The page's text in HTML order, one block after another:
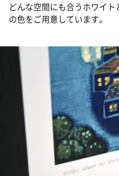
どんな空間にも合うホワイ
の色をご用意しています。